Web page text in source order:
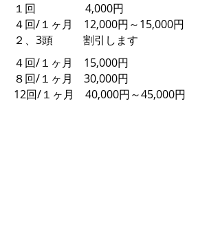
１回 4,000円
４回/１ヶ月 12,000円～15,000円
２、3頭 割引します
４回/１ヶ月 15,000円
８回/１ヶ月 30,000円
12回/１ヶ月 40,000円～45,000円